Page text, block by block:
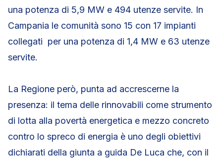
una potenza di 5,9 MW e 494 utenze servite. In
Campania le comunità sono 15 con 17 impianti
collegati per una potenza di 1,4 MW e 63 utenze
servite.
La Regione però, punta ad accrescerne la
presenza: il tema delle rinnovabili come strumento
di lotta alla povertà energetica e mezzo concreto
contro lo spreco di energia è uno degli obiettivi
dichiarati della giunta a guida De Luca che, con il